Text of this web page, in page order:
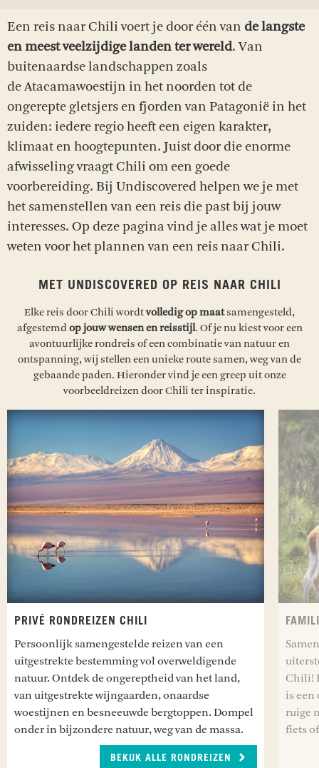
Een reis naar Chili voert je door één van de langste
en meest veelzijdige landen ter wereld. Van
buitenaardse landschappen zoals
de Atacamawoestijn in het noorden tot de
ongerepte gletsjers en fjorden van Patagonië in het
zuiden: iedere regio heeft een eigen karakter,
klimaat en hoogtepunten. Juist door die enorme
afwisseling vraagt Chili om een goede
voorbereiding. Bij Undiscovered helpen we je met
het samenstellen van een reis die past bij jouw
interesses. Op deze pagina vind je alles wat je moet
weten voor het plannen van een reis naar Chili.
MET UNDISCOVERED OP REIS NAAR CHILI
Elke reis door Chili wordtvolledig op maatsamengesteld,
afgestemdop jouw wensen en reisstijl. Of je nu kiest voor een
avontuurlijke rondreis of een combinatie van natuur en
ontspanning, wij stellen een unieke route samen, weg van de
gebaande paden. Hieronder vind je een greep uit onze
voorbeeldreizen door Chili ter inspiratie.
PRIVÉ RONDREIZEN CHILI
Persoonlijk samengestelde reizen van een
uitgestrekte bestemming vol overweldigende
natuur. Ontdek de ongereptheid van het land,
van uitgestrekte wijngaarden, onaardse
woestijnen en besneeuwde bergtoppen. Dompel
onder in bijzondere natuur, weg van de massa.
BEKIJK ALLE RONDREIZEN
Chili!
is een
ruige
fiets